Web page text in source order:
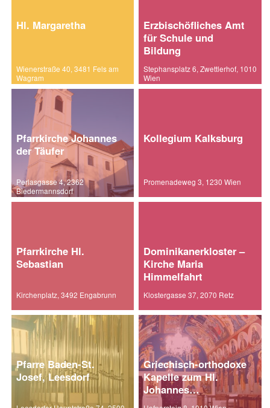
Hl. Margaretha
Wienerstraße 40, 3481 Fels am
Wagram
Erzbischöfliches Amt
für Schule und
Bildung
Stephansplatz 6, Zwettlerhof, 1010
Wien
Pfarrkirche Johannes
der Täufer
Perlasgasse 4, 2362
Biedermannsdorf
Kollegium Kalksburg
Promenadeweg 3, 1230 Wien
Pfarrkirche Hl.
Sebastian
Kirchenplatz, 3492 Engabrunn
Dominikanerkloster –
Kirche Maria
Himmelfahrt
Klostergasse 37, 2070 Retz
Pfarre Baden-St.
Josef, Leesdorf
Griechisch-orthodoxe
Kapelle zum Hl.
Johannes
Chrysostomos